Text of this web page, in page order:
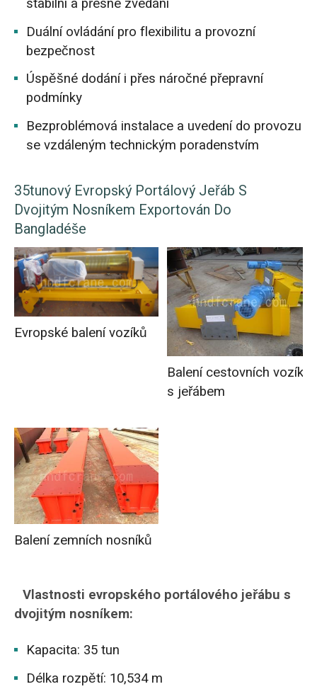
Duální ovládání pro flexibilitu a provozní
bezpečnost
Úspěšné dodání i přes náročné přepravní
podmínky
Bezproblémová instalace a uvedení do provozu
se vzdáleným technickým poradenstvím
35tunový Evropský Portálový Jeřáb S
Dvojitým Nosníkem Exportován Do
Bangladéše
Evropské balení vozíků
Balení cestovních vozíků
s jeřábem
Balení zemních nosníků
Vlastnosti evropského portálového jeřábu s
dvojitým nosníkem:
Kapacita: 35 tun
Délka rozpětí: 10,534 m